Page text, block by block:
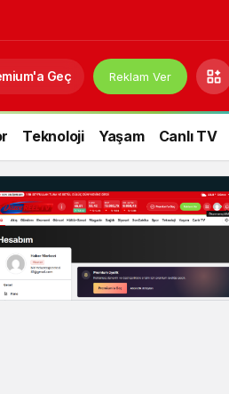
Geç Reklam Ver
Teknoloji Yaşam Canlı TV
Gündüz Modu
Gündüz modunu seçin.